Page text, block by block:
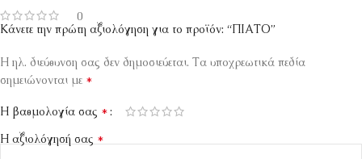
0
Κάνετε την πρώτη αξιολόγηση για το προϊόν: “ΠΙΑΤΟ”
Η ηλ. διεύθυνση σας δεν δημοσιεύεται. Τα υποχρεωτικά πεδία
σημειώνονται με *
Η βαθμολογία σας *
Η αξιολόγησή σας *